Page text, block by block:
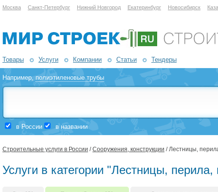
Москва Санкт-Петербург Нижний Новгород Екатеринбург Новосибирск
Товары Услуги Компании Статьи Тендеры
Например,полиэтиленовые трубы
в России в названии
Строительные услуги в России /Сооружения, конструкции / Лестницы,
Услуги в категории "Лестницы,